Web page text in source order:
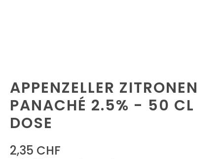
APPENZELLER ZITRONEN
PANACHÉ 2.5% - 50 CL
DOSE
2,35 CHF